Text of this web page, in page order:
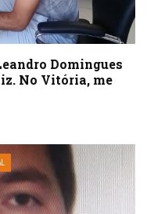
Domingues
No Vitória, me